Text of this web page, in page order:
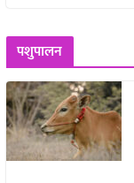
पशुपालन